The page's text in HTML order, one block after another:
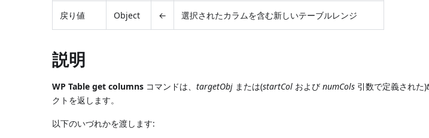
戻り値 Object ← 選択されたカラムを含む新しいテーブルレンジ
説明
WP Table get columns コマンドは、targetObj または(startCol およびnumCols 引数で定義された)
クトを返します。
以下のいづれかを渡します: